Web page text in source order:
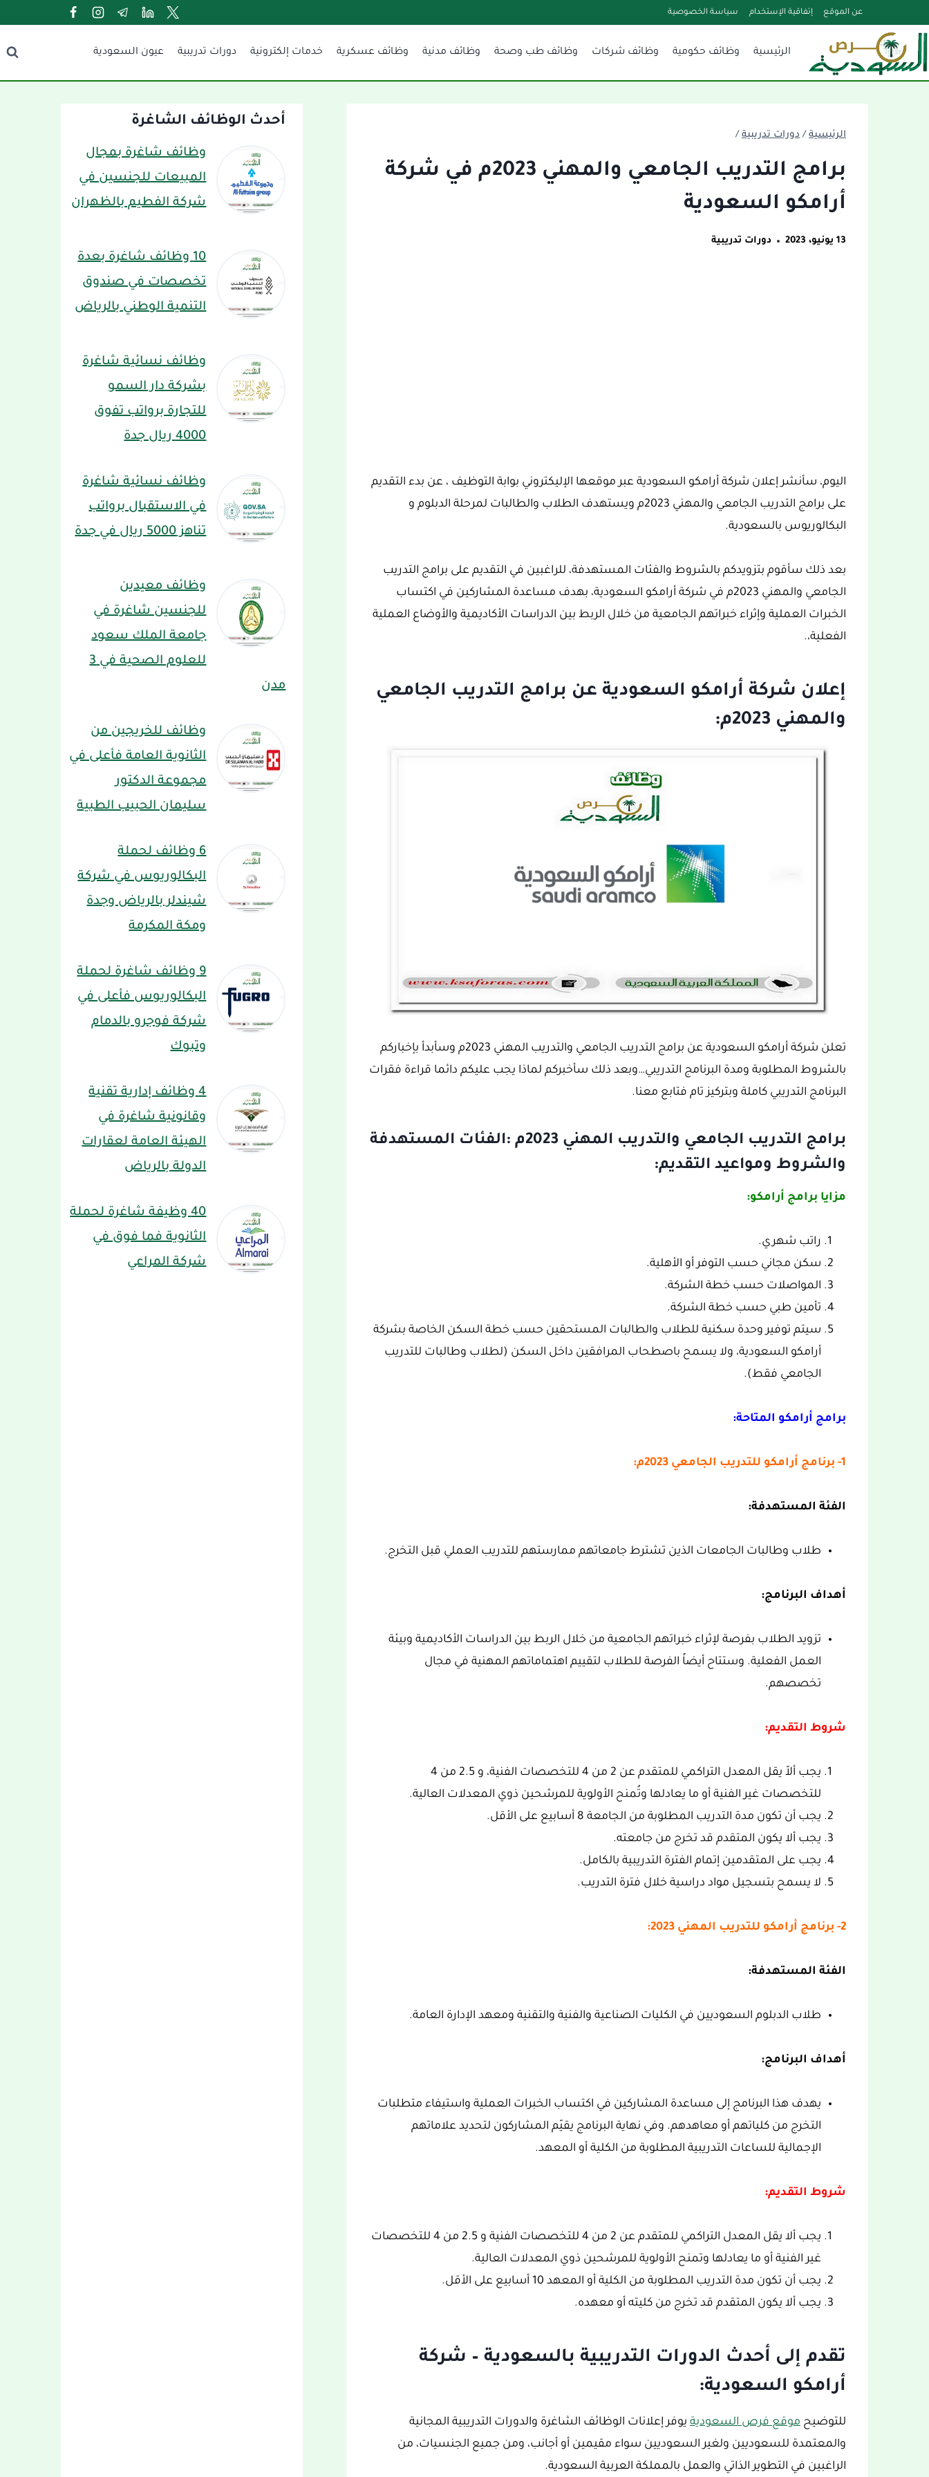
إلى
المحتوى
عن الموقع إتفاقية الإستخدام سياسة الخصوصية
الرئيسية وظائف حكومية وظائف شركات وظائف طب وصحة وظائف مدنية وظائف عسكرية خدمات إلكترونية دورات تدريبية عيون السعودية
الرئيسية / دورات تدريبية /
برامج التدريب الجامعي والمهني 2023م في شركة
أرامكو السعودية
13 يونيو، 2023 دورات تدريبية
اليوم، سأنشر إعلان شركة أرامكو السعودية عبر موقعها الإليكتروني بوابة التوظيف ، عن بدء التقديم
على برامج التدريب الجامعي والمهني 2023م ويستهدف الطلاب والطالبات لمرحلة الدبلوم و
البكالوريوس بالسعودية.
بعد ذلك سأقوم بتزويدكم بالشروط والفئات المستهدفة، للراغبين في التقديم على برامج التدريب
الجامعي والمهني 2023م في شركة أرامكو السعودية، بهدف مساعدة المشاركين في اكتساب
الخبرات العملية وإثراء خبراتهم الجامعية من خلال الربط بين الدراسات الأكاديمية والأوضاع العملية
الفعلية،.
إعلان شركة أرامكو السعودية عن برامج التدريب الجامعي
والمهني 2023م:
تعلن شركة أرامكو السعودية عن برامج التدريب الجامعي والتدريب المهني 2023م وسأبدأ بإخباركم
بالشروط المطلوبة ومدة البرنامج التدريبي…وبعد ذلك سأخبركم لماذا يجب عليكم دائما قراءة فقرات
البرنامج التدريبي كاملة وبتركيز تام فتابع معنا.
برامج التدريب الجامعي والتدريب المهني 2023م :الفئات المستهدفة
والشروط ومواعيد التقديم:
مزايا برامج أرامكو:
راتب شهري.
سكن مجاني حسب التوفر أو الأهلية.
المواصلات حسب خطة الشركة.
تأمين طبي حسب خطة الشركة.
سيتم توفير وحدة سكنية للطلاب والطالبات المستحقين حسب خطة السكن الخاصة بشركة
أرامكو السعودية، ولا يسمح باصطحاب المرافقين داخل السكن (لطلاب وطالبات للتدريب
الجامعي فقط).
برامج أرامكو المتاحة:
1- برنامج أرامكو للتدريب الجامعي 2023م:
الفئة المستهدفة:
طلاب وطالبات الجامعات الذين تشترط جامعاتهم ممارستهم للتدريب العملي قبل التخرج.
أهداف البرنامج:
تزويد الطلاب بفرصة لإثراء خبراتهم الجامعية من خلال الربط بين الدراسات الأكاديمية وبيئة
العمل الفعلية. وستتاح أيضاً الفرصة للطلاب لتقييم اهتماماتهم المهنية في مجال
تخصصهم.
شروط التقديم:
يجب ألاّ يقل المعدل التراكمي للمتقدم عن 2 من 4 للتخصصات الفنية، و 2.5 من 4
للتخصصات غير الفنية أو ما يعادلها وتُمنح الأولوية للمرشحين ذوي المعدلات العالية.
يجب أن تكون مدة التدريب المطلوبة من الجامعة 8 أسابيع على الأقل.
يجب ألا يكون المتقدم قد تخرج من جامعته.
يجب على المتقدمين إتمام الفترة التدريبية بالكامل.
لا يسمح بتسجيل مواد دراسية خلال فترة التدريب.
2- برنامج أرامكو للتدريب المهني 2023:
الفئة المستهدفة:
طلاب الدبلوم السعوديين في الكليات الصناعية والفنية والتقنية ومعهد الإدارة العامة.
أهداف البرنامج:
يهدف هذا البرنامج إلى مساعدة المشاركين في اكتساب الخبرات العملية واستيفاء متطلبات
التخرج من كلياتهم أو معاهدهم. وفي نهاية البرنامج يقيّم المشاركون لتحديد علاماتهم
الإجمالية للساعات التدريبية المطلوبة من الكلية أو المعهد.
شروط التقديم:
يجب ألا يقل المعدل التراكمي للمتقدم عن 2 من 4 للتخصصات الفنية و 2.5 من 4 للتخصصات
غير الفنية أو ما يعادلها وتمنح الأولوية للمرشحين ذوي المعدلات العالية.
يجب أن تكون مدة التدريب المطلوبة من الكلية أو المعهد 10 أسابيع على الأقل.
يجب ألا يكون المتقدم قد تخرج من كليته أو معهده.
تقدم إلى أحدث الدورات التدريبية بالسعودية – شركة
أرامكو السعودية:
للتوضيح موقع فرص السعودية يوفر إعلانات الوظائف الشاغرة والدورات التدريبية المجانية
والمعتمدة للسعوديين ولغير السعوديين سواء مقيمين أو أجانب، ومن جميع الجنسيات، من
الراغبين في التطوير الذاتي والعمل بالمملكة العربية السعودية.
أحدث الوظائف الشاغرة
وظائف شاغرة بمجال
المبيعات للجنسين في
شركة الفطيم بالظهران
10 وظائف شاغرة بعدة
تخصصات في صندوق
التنمية الوطني بالرياض
وظائف نسائية شاغرة
بشركة دار السمو
للتجارة برواتب تفوق
4000 ريال جدة
وظائف نسائية شاغرة
في الاستقبال برواتب
تناهز 5000 ريال في جدة
وظائف معيدين
للجنسين شاغرة في
جامعة الملك سعود
للعلوم الصحية في 3
مدن
وظائف للخريجين من
الثانوية العامة فأعلى في
مجموعة الدكتور
سليمان الحبيب الطبية
6 وظائف لحملة
البكالوريوس في شركة
شيندلر بالرياض وجدة
ومكة المكرمة
9 وظائف شاغرة لحملة
البكالوريوس فأعلى في
شركة فوجرو بالدمام
وتبوك
4 وظائف إدارية تقنية
وقانونية شاغرة في
الهيئة العامة لعقارات
الدولة بالرياض
40 وظيفة شاغرة لحملة
الثانوية فما فوق في
شركة المراعي